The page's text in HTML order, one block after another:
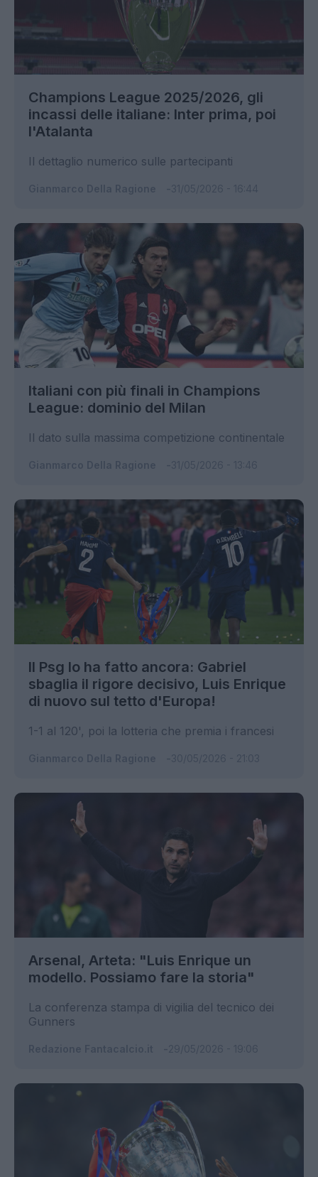
Champions League 2025/2026, gli
incassi delle italiane: Inter prima, poi
l'Atalanta
Il dettaglio numerico sulle partecipanti
Italiani con più finali in Champions
League: dominio del Milan
Il dato sulla massima competizione continentale
Il Psg lo ha fatto ancora: Gabriel
sbaglia il rigore decisivo, Luis Enrique
di nuovo sul tetto d'Europa!
1-1 al 120', poi la lotteria che premia i francesi
Arsenal, Arteta: "Luis Enrique un
modello. Possiamo fare la storia"
La conferenza stampa di vigilia del tecnico dei
Gunners